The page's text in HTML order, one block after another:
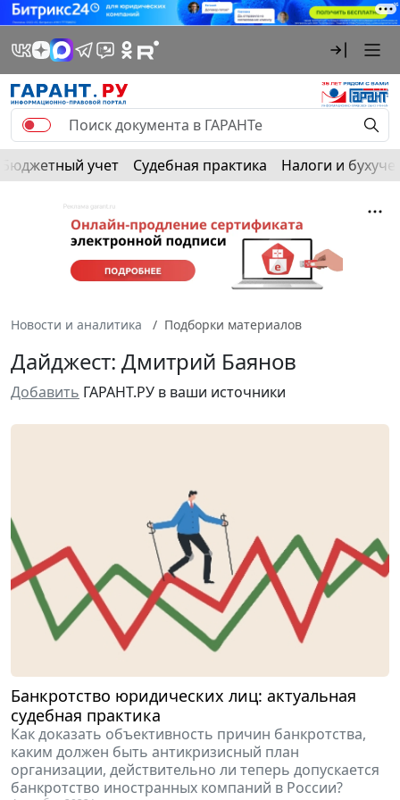
Бюджетный учет Судебная практика Налоги и
Новости и аналитика Подборки материалов
Дайджест: Дмитрий Баянов
Добавить ГАРАНТ.РУ в ваши источники
Банкротство юридических лиц: актуальная
судебная практика
Как доказать объективность причин банкротства,
каким должен быть антикризисный план
организации, действительно ли теперь допускается
банкротство иностранных компаний в России?